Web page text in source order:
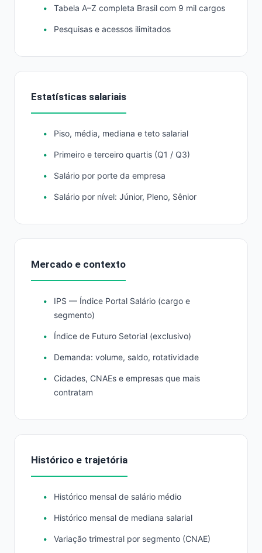
Tabela A–Z completa Brasil com 9 mil cargos
Pesquisas e acessos ilimitados
Estatísticas salariais
Piso, média, mediana e teto salarial
Primeiro e terceiro quartis (Q1 / Q3)
Salário por porte da empresa
Salário por nível: Júnior, Pleno, Sênior
Mercado e contexto
IPS — Índice Portal Salário (cargo e
segmento)
Índice de Futuro Setorial (exclusivo)
Demanda: volume, saldo, rotatividade
Cidades, CNAEs e empresas que mais
contratam
Histórico e trajetória
Histórico mensal de salário médio
Histórico mensal de mediana salarial
Variação trimestral por segmento (CNAE)